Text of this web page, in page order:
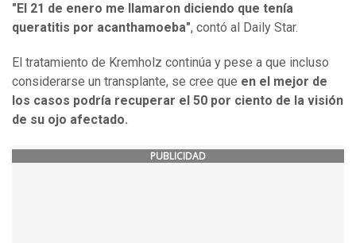
"El 21 de enero me llamaron diciendo que tenía
queratitis por acanthamoeba", contó al Daily Star.
El tratamiento de Kremholz continúa y pese a que incluso
considerarse un transplante, se cree que en el mejor de
los casos podría recuperar el 50 por ciento de la visión
de su ojo afectado.
PUBLICIDAD